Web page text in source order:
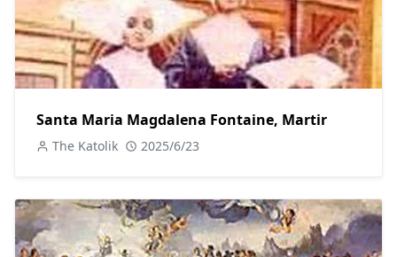
Santa Maria Magdalena Fontaine, Martir
The Katolik 2025/6/23